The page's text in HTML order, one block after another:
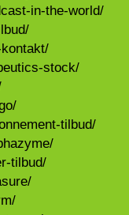
in-the-world/
stock/
tilbud/
tilbud/